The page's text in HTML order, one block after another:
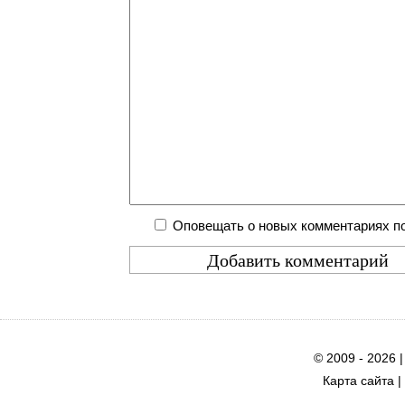
Оповещать о новых комментариях
© 2009 - 2026
Карта сайта